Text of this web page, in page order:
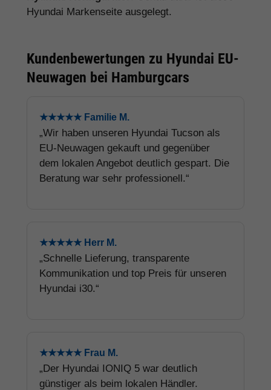
Hyundai Markenseite ausgelegt.
Kundenbewertungen zu Hyundai EU-
Neuwagen bei Hamburgcars
★★★★★ Familie M.
„Wir haben unseren Hyundai Tucson als
EU-Neuwagen gekauft und gegenüber
dem lokalen Angebot deutlich gespart. Die
Beratung war sehr professionell.“
★★★★★ Herr M.
„Schnelle Lieferung, transparente
Kommunikation und top Preis für unseren
Hyundai i30.“
★★★★★ Frau M.
„Der Hyundai IONIQ 5 war deutlich
günstiger als beim lokalen Händler.